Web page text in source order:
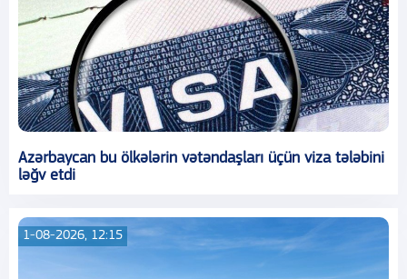
Azərbaycan bu ölkələrin vətəndaşları üçün viza tələbini
ləğv etdi
1-08-2026, 12:15